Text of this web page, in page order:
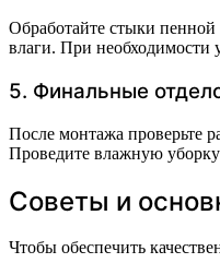
Обработайте стыки
влаги. При необходимости
5. Финальные
После монтажа проверьте
Проведите влажную
Советы и
Чтобы обеспечить